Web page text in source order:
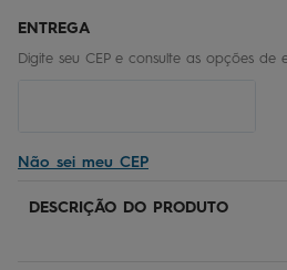
Não sei meu CEP
DESCRIÇÃO DO PRODUTO